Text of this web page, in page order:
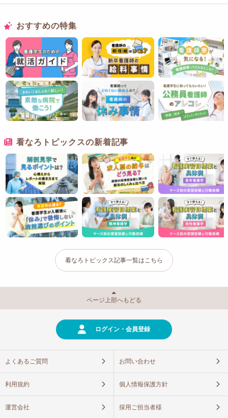
おすすめの特集
看なろトピックスの新着記事
看なろトピックス記事一覧はこちら
ページ上部へもどる
ログイン・会員登録
よくあるご質問 お問い合わせ
利用規約 個人情報保護方針
運営会社 採用ご担当者様